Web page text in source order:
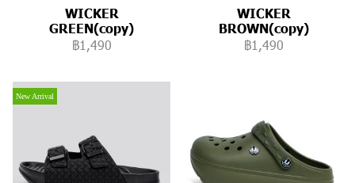
WICKER
GREEN(copy)
฿1,490
WICKER
BROWN(copy)
฿1,490
New Arrival